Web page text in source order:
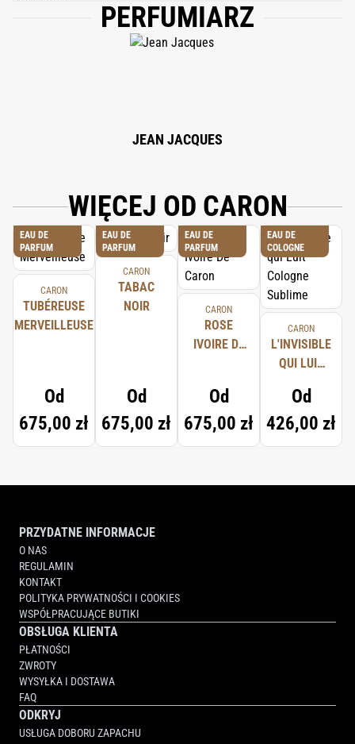
ALCOHOL DENAT., FRAGRANCE/PARFUM, WATER/AQUA, CITRONELLOL,
BENZYL BENZOATE, GERANIOL, COUMARIN, BENZYL ALCOHOL,
CINNAMYL ALCOHOL, HYDROXYCITRONELLAL, EUGENOL, LINALOOL,
PERFUMIARZ
JEAN JACQUES
WIĘCEJ OD CARON
EAU DE
PARFUM
CARON
TUBÉREUSE
MERVEILLEUSE
Od
675,00 zł
EAU DE
PARFUM
CARON
TABAC
NOIR
Od
675,00 zł
EAU DE
PARFUM
CARON
ROSE
IVOIRE DE
Od
675,00 zł
EAU DE
COLOGNE
CARON
L'INVISIBLE
QUI LUIT
SUBLIME
Od
426,00 zł
PRZYDATNE INFORMACJE
O NAS
REGULAMIN
KONTAKT
POLITYKA PRYWATNOŚCI I COOKIES
WSPÓŁPRACUJĄCE BUTIKI
OBSŁUGA KLIENTA
PŁATNOŚCI
ZWROTY
WYSYŁKA I DOSTAWA
FAQ
ODKRYJ
USŁUGA DOBORU ZAPACHU